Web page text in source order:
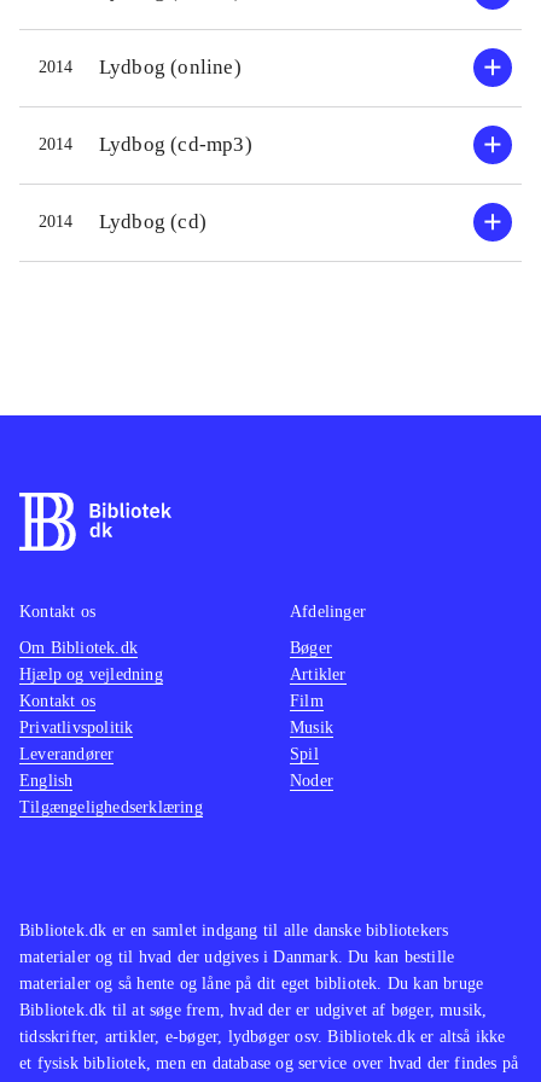
imod slutningen, men man glæder sig
Bruce da hun skrev på sin trilogi om
tempelridderordenen.
Youngs første trilogi og Jordens
søjler, samt filmen Braveheart
anderledes i denne roman
Underholdende historisk roman,
2014 Lydbog (online)
2014 Lydbog (cd-mp3)
2014 Lydbog (cd)
Bibliotek.dk er en samlet indgang til alle danske bibliotekers
materialer og til hvad der udgives i Danmark. Du kan bestille
materialer og så hente og låne på dit eget bibliotek. Du kan bruge
Bibliotek.dk til at søge frem, hvad der er udgivet af bøger, musik,
tidsskrifter, artikler, e-bøger, lydbøger osv. Bibliotek.dk er altså ikke
et fysisk bibliotek, men en database og service over hvad der findes på
Kontakt os
Om Bibliotek.dk
Hjælp og vejledning
Kontakt os
Privatlivspolitik
Leverandører
English
Tilgængelighedserklæring
Afdelinger
Bøger
Artikler
Film
Musik
Spil
Noder